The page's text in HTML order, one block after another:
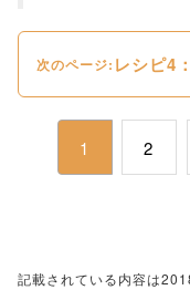
次のページ: レシピ4
1 2
記載されている内容は